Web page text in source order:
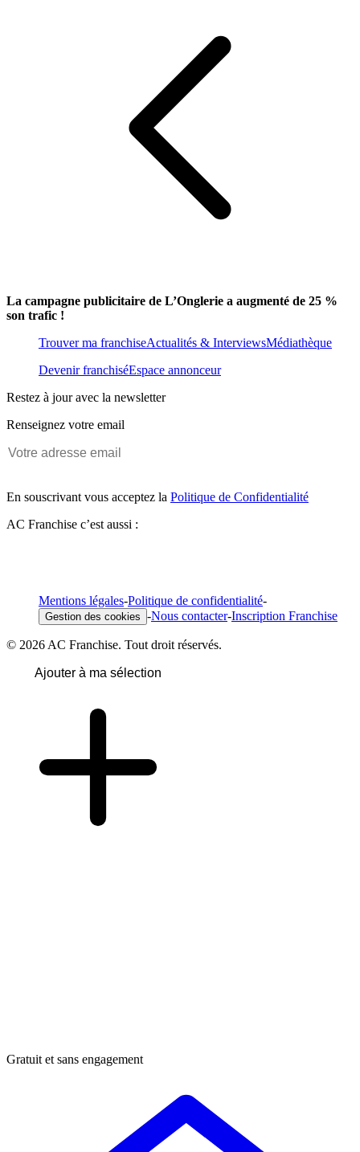
La campagne publicitaire de L’Onglerie a augmenté de 25 %
son trafic !
Trouver ma franchiseActualités & InterviewsMédiathèque
Devenir franchiséEspace annonceur
Restez à jour avec la newsletter
Renseignez votre email
En souscrivant vous acceptez la Politique de Confidentialité
AC Franchise c’est aussi :
Mentions légales-Politique de confidentialité-
Gestion des cookies -Nous contacter-Inscription Franchise
© 2026 AC Franchise. Tout droit réservés.
Ajouter à ma sélection
Gratuit et sans engagement